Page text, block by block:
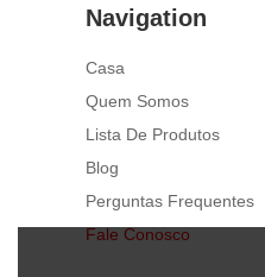
Navigation
Casa
Quem Somos
Lista De Produtos
Blog
Perguntas Frequentes
Fale Conosco